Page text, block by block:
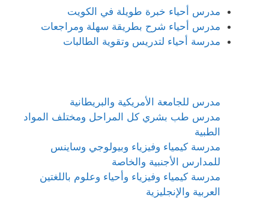
مدرس أحياء خبرة طويلة في الكويت
مدرس أحياء شرح بطريقة سهلة ومراجعات
مدرسة أحياء لتدريس وتقوية الطالبات
مدرس للجامعة الأمريكية والبريطانية
مدرس طب بشري كل المراحل ومختلف المواد
الطبية
مدرسة كيمياء وفيزياء وبيولوجي وساينس
للمدارس الأجنبية والخاصة
مدرسة كيمياء وفيزياء وأحياء وعلوم باللغتين
العربية والإنجليزية